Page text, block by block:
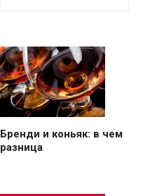
Бренди и коньяк: в чем
разница